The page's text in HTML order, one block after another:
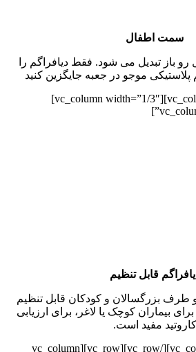
سمت اطفال
باز تبدیل می شود. فقط دیافراگم را
پلاستیکی موجو در جعبه جایگزین کنید
[/vc_column_text][/vc_column][vc_column width=”1/3″]
قابل تنظیم
طرف بزرگسالان و کودکان قابل تنظیم
بیماران کوچک یا لاغر، برای ارزیابی
کاروتید مفید است.
[/vc_column_text][/vc_column][/vc_row][vc_row][vc_column